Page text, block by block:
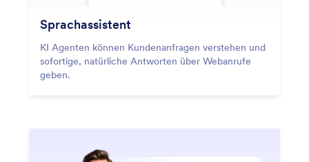
Sprachassistent
KI Agenten können Kundenanfragen verstehen und
sofortige, natürliche Antworten über Webanrufe
geben.